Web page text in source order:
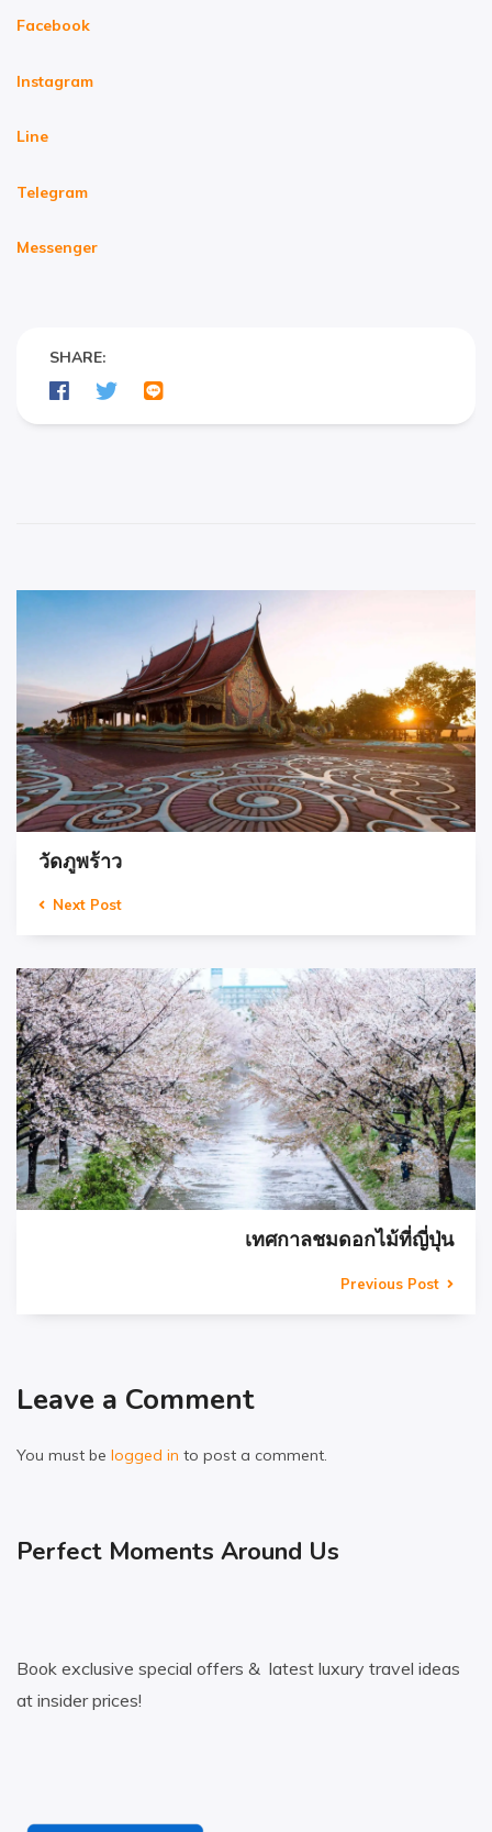
Facebook
Instagram
Line
Telegram
Messenger
SHARE:
วัดภูพร้าว
Next Post
เทศกาลชมดอกไม้ที่ญี่ปุ่น
Previous Post
Leave a Comment
You must be logged in to post a comment.
Perfect Moments Around Us
Book exclusive special offers & latest luxury travel ideas
at insider prices!